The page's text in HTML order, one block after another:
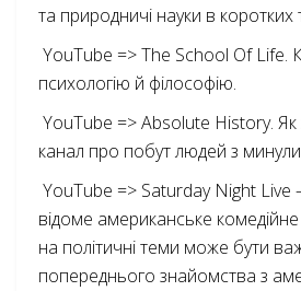
та природничі науки в коротких
YouTube => The School Of Life.
психологію й філософію.
YouTube => Absolute History. Як
канал про побут людей з
YouTube => Saturday Night Live
відоме американське комедійне
на політичні теми може бути
попереднього знайомства з